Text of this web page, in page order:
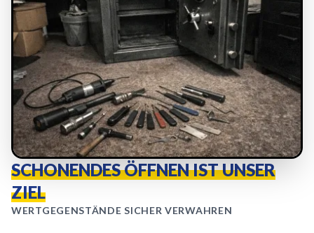
SCHONENDES ÖFFNEN IST UNSER
ZIEL
WERTGEGENSTÄNDE SICHER VERWAHREN